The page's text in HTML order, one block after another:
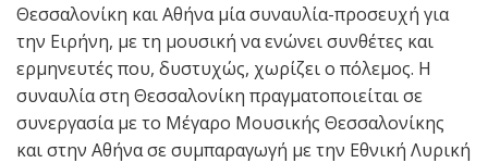
Θεσσαλονίκη και Αθήνα μία συναυλία-προσευχή για
την Ειρήνη, με τη μουσική να ενώνει συνθέτες και
ερμηνευτές που, δυστυχώς, χωρίζει ο πόλεμος. Η
συναυλία στη Θεσσαλονίκη πραγματοποιείται σε
συνεργασία με το Μέγαρο Μουσικής Θεσσαλονίκης
και στην Αθήνα σε συμπαραγωγή με την Εθνική Λυρική